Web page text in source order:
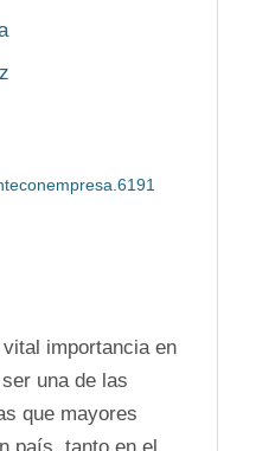
importancia en
una de las
que mayores